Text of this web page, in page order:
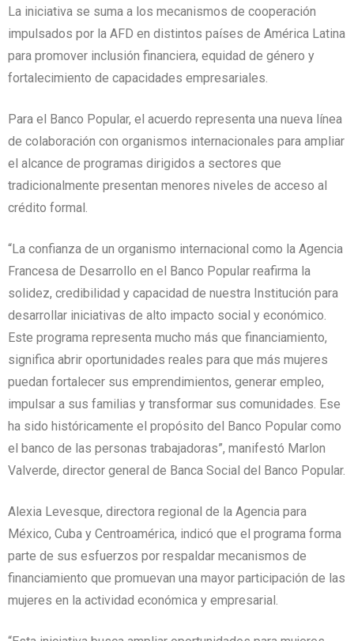
La iniciativa se suma a los mecanismos de cooperación
impulsados por la AFD en distintos países de América Latina
para promover inclusión financiera, equidad de género y
fortalecimiento de capacidades empresariales.
Para el Banco Popular, el acuerdo representa una nueva línea
de colaboración con organismos internacionales para ampliar
el alcance de programas dirigidos a sectores que
tradicionalmente presentan menores niveles de acceso al
crédito formal.
“La confianza de un organismo internacional como la Agencia
Francesa de Desarrollo en el Banco Popular reafirma la
solidez, credibilidad y capacidad de nuestra Institución para
desarrollar iniciativas de alto impacto social y económico.
Este programa representa mucho más que financiamiento,
significa abrir oportunidades reales para que más mujeres
puedan fortalecer sus emprendimientos, generar empleo,
impulsar a sus familias y transformar sus comunidades. Ese
ha sido históricamente el propósito del Banco Popular como
el banco de las personas trabajadoras”, manifestó Marlon
Valverde, director general de Banca Social del Banco Popular.
Alexia Levesque, directora regional de la Agencia para
México, Cuba y Centroamérica, indicó que el programa forma
parte de sus esfuerzos por respaldar mecanismos de
financiamiento que promuevan una mayor participación de las
mujeres en la actividad económica y empresarial.